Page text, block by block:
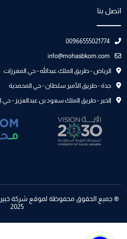
اتصل بنا
00966555021774
info@mohasbkom.com
الرياض - طريق الملك عبدالله - حي المغرزات
جدة - طريق الأمير سلطان - حي المحمدية
الخبر - طريق الملك سعود بن عبدالعزيز - حي
® جميع الحقوق محفوظة لموقع شركة خبير
2025